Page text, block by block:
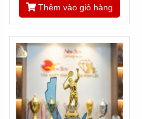
Thêm vào giỏ hàng